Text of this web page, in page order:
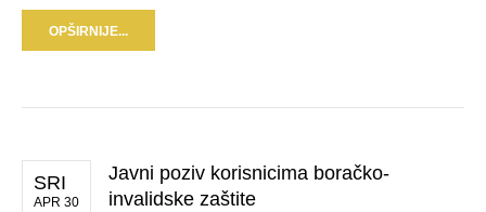
OPŠIRNIJE...
SRI
APR 30
Javni poziv korisnicima boračko-
invalidske zaštite